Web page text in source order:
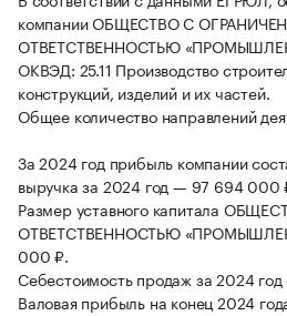
компании ОБЩЕСТВО С
ОТВЕТСТВЕННОСТЬЮ
ОКВЭД: 25.11 Производство
конструкций, изделий и их частей.
Общее количество направлений
За 2024 год прибыль компании
выручка за 2024 год — 97 694 000
Размер уставного капитала
ОТВЕТСТВЕННОСТЬЮ
000 ₽.
Себестоимость продаж за 2024
Валовая прибыль на конец 2024